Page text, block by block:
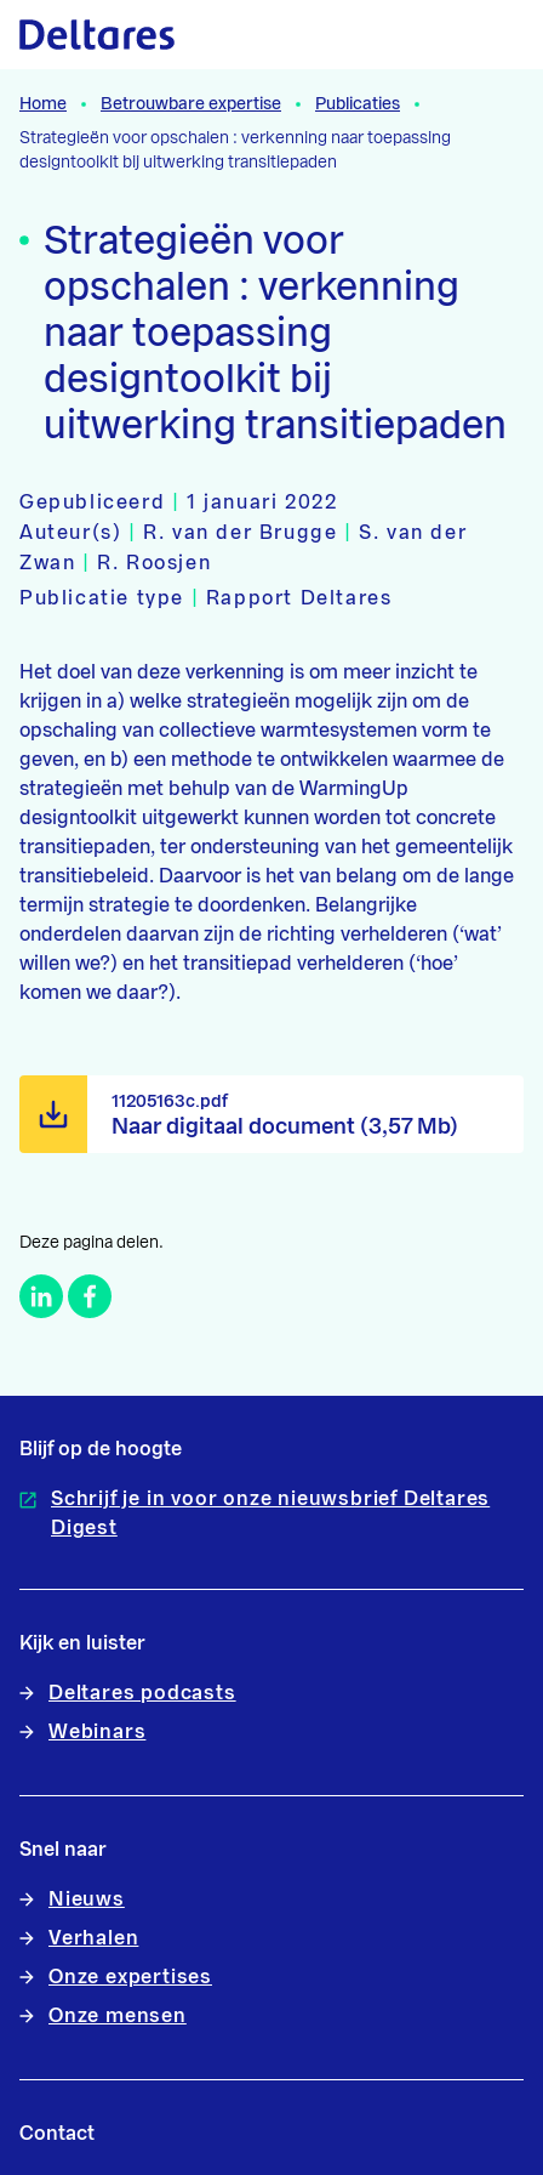
Naar hoofdcontent
Home Betrouwbare expertise
Publicaties
Strategieën voor opschalen : verkenning naar toepassing
designtoolkit bij uitwerking transitiepaden
Strategieën voor
opschalen : verkenning
naar toepassing
designtoolkit bij
uitwerking transitiepaden
Gepubliceerd |1 januari 2022
Auteur(s)
R. van der Brugge |S. van der
Zwan
R. Roosjen
Publicatie type
Rapport Deltares
Het doel van deze verkenning is om meer inzicht te
krijgen in a) welke strategieën mogelijk zijn om de
opschaling van collectieve warmtesystemen vorm te
geven, en b) een methode te ontwikkelen waarmee de
strategieën met behulp van de WarmingUp
designtoolkit uitgewerkt kunnen worden tot concrete
transitiepaden, ter ondersteuning van het gemeentelijk
transitiebeleid. Daarvoor is het van belang om de lange
termijn strategie te doordenken. Belangrijke
onderdelen daarvan zijn de richting verhelderen (‘wat’
willen we?) en het transitiepad verhelderen (‘hoe’
komen we daar?).
Naar digitaal document (3,57 Mb)
11205163c.pdf
Deze pagina delen.
Blijf op de hoogte
Schrijf je in voor onze nieuwsbrief Deltares
Digest
Kijk en luister
Deltares podcasts
Webinars
Snel naar
Nieuws
Verhalen
Onze expertises
Onze mensen
Contact